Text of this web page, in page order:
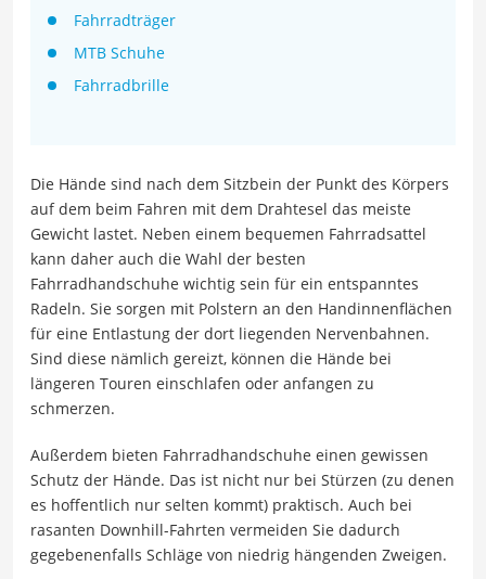
Fahrradträger
MTB Schuhe
Fahrradbrille
Die Hände sind nach dem Sitzbein der Punkt des Körpers
auf dem beim Fahren mit dem Drahtesel das meiste
Gewicht lastet. Neben einem bequemen Fahrradsattel
kann daher auch die Wahl der besten
Fahrradhandschuhe wichtig sein für ein entspanntes
Radeln. Sie sorgen mit Polstern an den Handinnenflächen
für eine Entlastung der dort liegenden Nervenbahnen.
Sind diese nämlich gereizt, können die Hände bei
längeren Touren einschlafen oder anfangen zu
schmerzen.
Außerdem bieten Fahrradhandschuhe einen gewissen
Schutz der Hände. Das ist nicht nur bei Stürzen (zu denen
es hoffentlich nur selten kommt) praktisch. Auch bei
rasanten Downhill-Fahrten vermeiden Sie dadurch
gegebenenfalls Schläge von niedrig hängenden Zweigen.